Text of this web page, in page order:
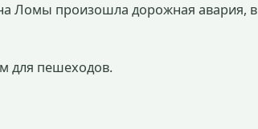
Ломы произошла дорожная авария, в
для пешеходов.